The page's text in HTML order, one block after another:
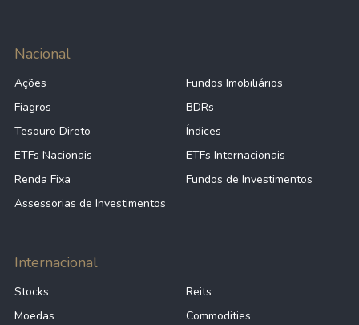
Nacional
Ações
Fundos Imobiliários
Fiagros
BDRs
Tesouro Direto
Índices
ETFs Nacionais
ETFs Internacionais
Renda Fixa
Fundos de Investimentos
Assessorias de Investimentos
Internacional
Stocks
Reits
Moedas
Commodities